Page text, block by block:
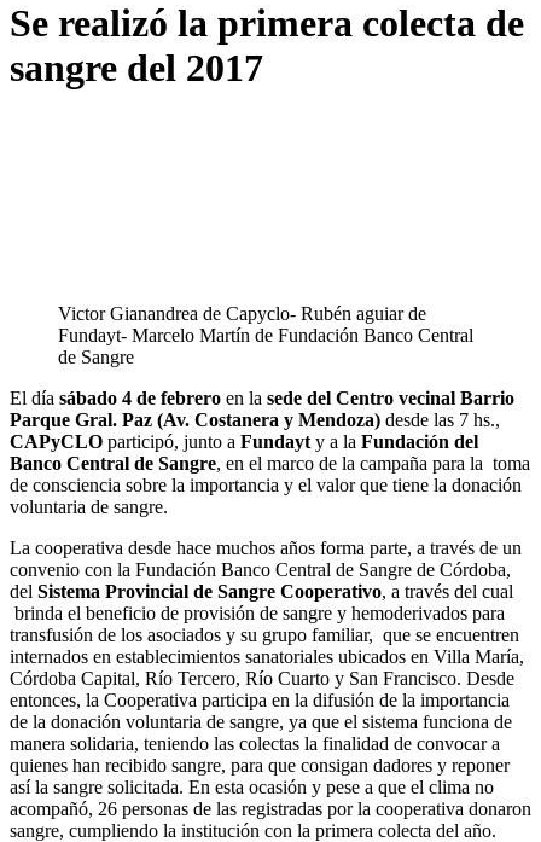
Se realizó la primera colecta de
sangre del 2017
Victor Gianandrea de Capyclo- Rubén aguiar de
Fundayt- Marcelo Martín de Fundación Banco Central
de Sangre
El día sábado 4 de febrero en la sede del Centro vecinal Barrio
Parque Gral. Paz (Av. Costanera y Mendoza) desde las 7 hs.,
CAPyCLO participó, junto a Fundayt y a la Fundación del
Banco Central de Sangre, en el marco de la campaña para la toma
de consciencia sobre la importancia y el valor que tiene la donación
voluntaria de sangre.
La cooperativa desde hace muchos años forma parte, a través de un
convenio con la Fundación Banco Central de Sangre de Córdoba,
del Sistema Provincial de Sangre Cooperativo, a través del cual
brinda el beneficio de provisión de sangre y hemoderivados para
transfusión de los asociados y su grupo familiar, que se encuentren
internados en establecimientos sanatoriales ubicados en Villa María,
Córdoba Capital, Río Tercero, Río Cuarto y San Francisco. Desde
entonces, la Cooperativa participa en la difusión de la importancia
de la donación voluntaria de sangre, ya que el sistema funciona de
manera solidaria, teniendo las colectas la finalidad de convocar a
quienes han recibido sangre, para que consigan dadores y reponer
así la sangre solicitada. En esta ocasión y pese a que el clima no
acompañó, 26 personas de las registradas por la cooperativa donaron
sangre, cumpliendo la institución con la primera colecta del año.